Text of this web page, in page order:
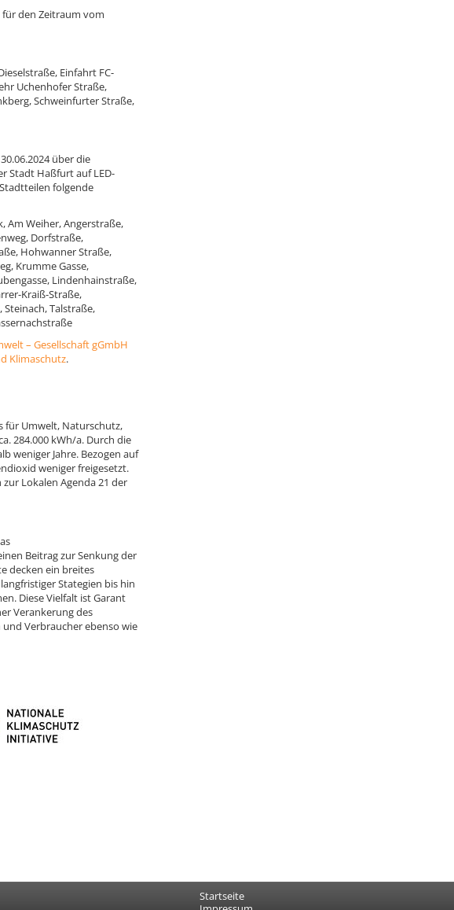
für den Zeitraum vom
Einfahrt FC-
Uchenhofer Straße,
Schweinfurter Straße,
über die
Stadt Haßfurt auf LED-
folgende
Am Weiher, Angerstraße,
Dorfstraße,
Hohwanner Straße,
Krumme Gasse,
Lindenhainstraße,
Kraiß-Straße,
Steinach, Talstraße,
– Gesellschaft gGmbH
Klimaschutz.
für Umwelt, Naturschutz,
284.000 kWh/a. Durch die
weniger Jahre. Bezogen auf
weniger freigesetzt.
Lokalen Agenda 21 der
Beitrag zur Senkung der
decken ein breites
Stategien bis hin
Diese Vielfalt ist Garant
Verankerung des
Verbraucher ebenso wie
Startseite